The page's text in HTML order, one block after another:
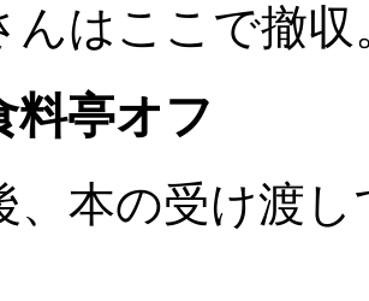
んはここで撤
料亭オフ
、本の受け渡